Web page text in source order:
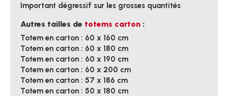
Important dégressif sur les grosses quantités
Autres tailles de totems carton :
Totem en carton : 60 x 160 cm
Totem en carton : 60 x 180 cm
Totem en carton : 60 x 190 cm
Totem en carton : 60 x 200 cm
Totem en carton : 57 x 186 cm
Totem en carton : 50 x 180 cm